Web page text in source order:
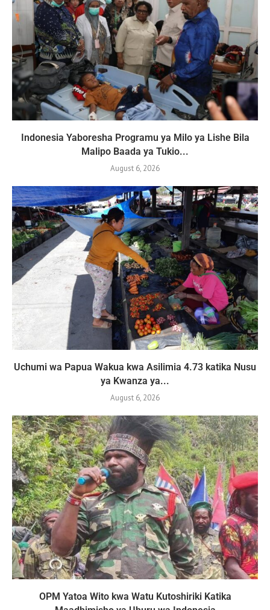
Indonesia Yaboresha Programu ya Milo ya Lishe Bila
Malipo Baada ya Tukio...
August 6, 2026
Uchumi wa Papua Wakua kwa Asilimia 4.73 katika Nusu
ya Kwanza ya...
August 6, 2026
OPM Yatoa Wito kwa Watu Kutoshiriki Katika